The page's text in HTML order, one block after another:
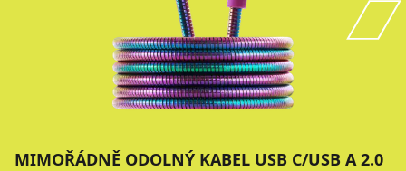
MIMOŘÁDNĚ ODOLNÝ KABEL USB C/USB A 2.0